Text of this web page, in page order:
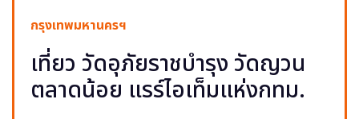
กรุงเทพมหานครฯ
เที่ยว วัดอุภัยราชบำรุง วัดญวน
ตลาดน้อย แรร์ไอเท็มแห่งกทม.